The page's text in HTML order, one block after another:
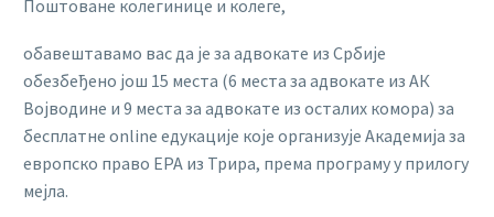
Поштоване колегинице и колеге,
обавештавамо вас да је за адвокате из Србије
обезбеђено још 15 места (6 места за адвокате из АК
Војводине и 9 места за адвокате из осталих комора) за
бесплатне online едукације које организује Академија за
европско право ЕРА из Трира, према програму у прилогу
мејла.